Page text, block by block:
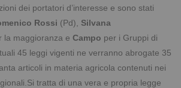
dei portatori d’interesse e sono stati
Rossi (Pd), Silvana
la maggioranza eCampo per i Gruppi di
45 leggi vigenti ne verranno abrogate 35
articoli in materia agricola contenuti nei
tratta di una vera e propria legge